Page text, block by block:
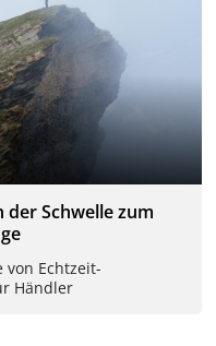
der Schwelle zum
von Echtzeit-
Händler